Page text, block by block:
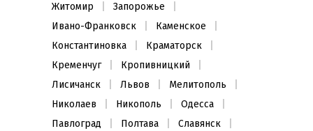
Житомир
Запорожье
Ивано-Франковск
Каменское
Константиновка
Краматорск
Кременчуг
Кропивницкий
Лисичанск
Львов
Мелитополь
Николаев
Никополь
Одесса
Павлоград
Полтава
Славянск